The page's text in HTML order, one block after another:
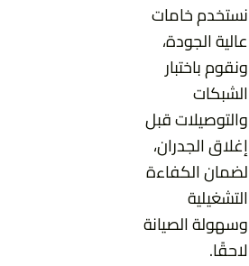
نستخدم خامات
عالية الجودة،
ونقوم باختبار
الشبكات
والتوصيلات قبل
إغلاق الجدران،
لضمان الكفاءة
التشغيلية
وسهولة الصيانة
لاحقًا.